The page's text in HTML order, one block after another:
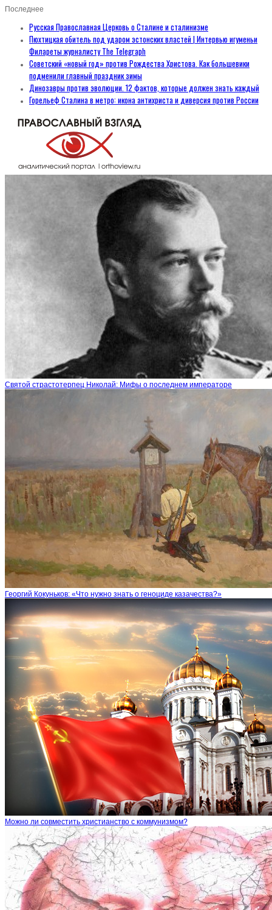
Последнее
Русская Православная Церковь о Сталине и сталинизме
Пюхтицкая обитель под ударом эстонских властей | Интервью игуменьи
Филареты журналисту The Telegraph
Советский «новый год» против Рождества Христова. Как большевики
подменили главный праздник зимы
Динозавры против эволюции. 12 фактов, которые должен знать каждый
Горельеф Сталина в метро: икона антихриста и диверсия против России
Святой страстотерпец Николай: Мифы о последнем императоре
Георгий Кокуньков: «Что нужно знать о геноциде казачества?»
Можно ли совместить христианство с коммунизмом?